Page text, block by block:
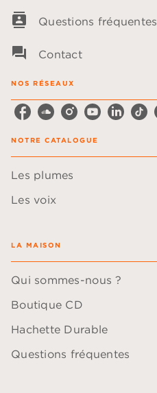
contacts Questions fréquentes
question_answer Contact
NOS RÉSEAUX
NOTRE CATALOGUE
Les plumes
Les voix
LA MAISON
Qui sommes-nous ?
Boutique CD
Hachette Durable
Questions fréquentes